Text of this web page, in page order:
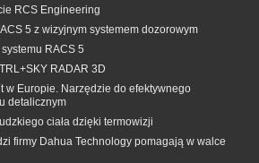
RCS Engineering
5 z wizyjnym systemem dozorowym
RACS 5
RADAR 3D
w Europie. Narzędzie do efektywnego
detalicznym
ciała dzięki termowizji
firmy Dahua Technology pomagają w walce